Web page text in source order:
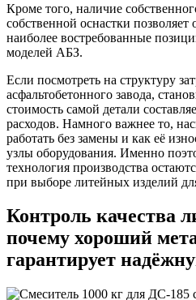
Кроме того, наличие
собственной оснастки
наиболее востребованные
моделей АБЗ.
Если посмотреть на структуру
асфальтобетонного завода,
стоимость самой детали
расходов. Намного важнее то,
работать без замены и как её
узлы оборудования. Именно
технология производства
при выборе литейных изделий
Контроль качества
почему хороший
гарантирует